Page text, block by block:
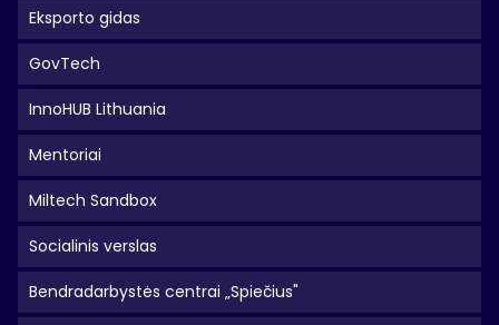
Eksporto gidas
GovTech
InnoHUB Lithuania
Mentoriai
Miltech Sandbox
Socialinis verslas
Bendradarbystės centrai „Spiečius"